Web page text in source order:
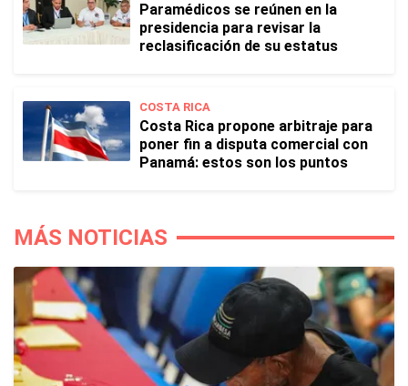
Paramédicos se reúnen en la
presidencia para revisar la
reclasificación de su estatus
COSTA RICA
Costa Rica propone arbitraje para
poner fin a disputa comercial con
Panamá: estos son los puntos
MÁS NOTICIAS